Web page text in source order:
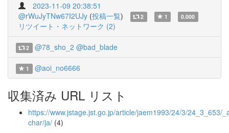
2023-11-09 20:38:51
@rWuJyTNw67I2UJy (投稿一覧) 2 1 0.000
リツイート・ネットワーク (2)
2 @78_sho_2 @bad_blade
1 @aoi_no6666
収集済み URL リスト
https://www.jstage.jst.go.jp/article/jaem1993/24/3/24_3_653/
char/ja/ (4)